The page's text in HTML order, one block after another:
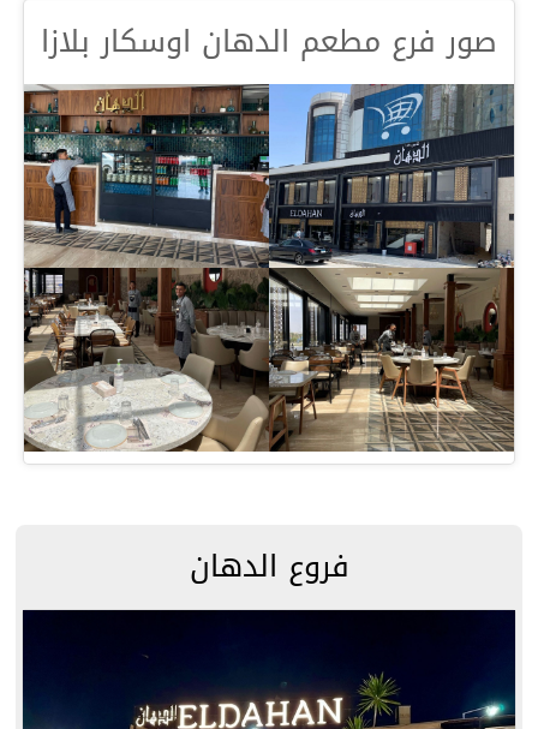
صور فرع مطعم الدهان اوسكار بلازا
فروع الدهان